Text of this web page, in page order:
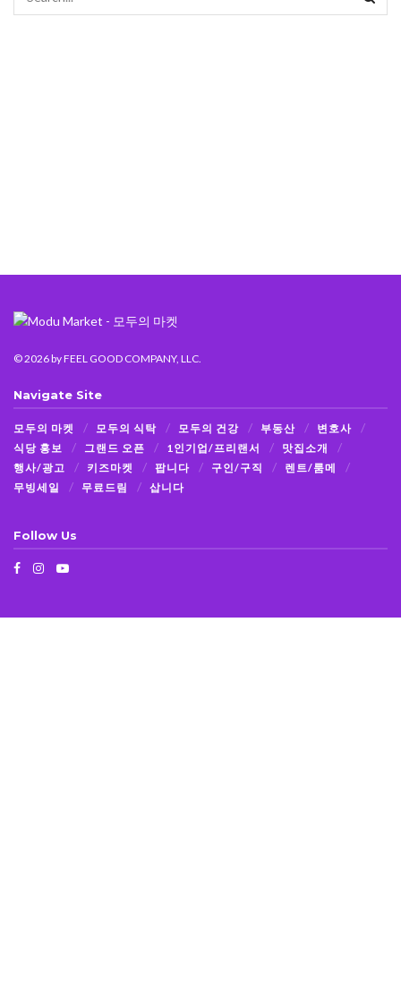
© 2026by FEEL GOOD COMPANY, LLC.
Navigate Site
모두의 마켓 모두의 식탁 모두의 건강 부동산
변호사
식당 홍보
그랜드 오픈 1인기업/프리랜서
맛집소개
행사/광고
키즈마켓 팝니다 구인/구직
렌트/룸메
무빙세일
무료드림 삽니다
Follow Us